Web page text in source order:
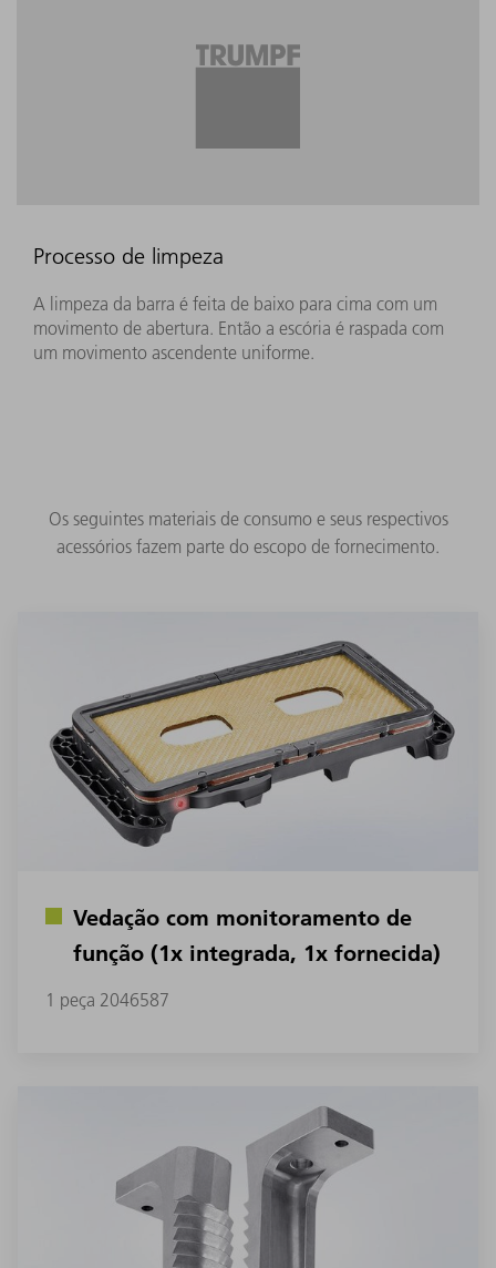
Processo de limpeza
A limpeza da barra é feita de baixo para cima com um
movimento de abertura. Então a escória é raspada com
um movimento ascendente uniforme.
Os seguintes materiais de consumo e seus respectivos
acessórios fazem parte do escopo de fornecimento.
Vedação com monitoramento de
função (1x integrada, 1x fornecida)
1 peça 2046587